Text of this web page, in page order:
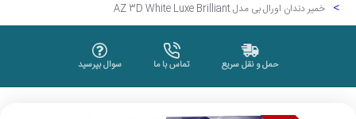
خمیر دندان اورال بی مدل AZ 3D White Luxe Brilliant
حمل و نقل سریع تماس با ما سوال بپرسید